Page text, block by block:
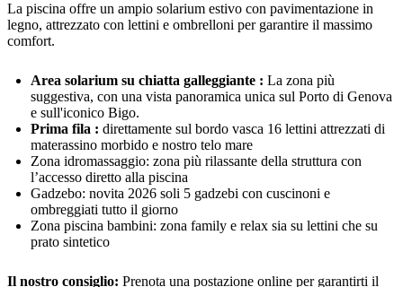
La piscina offre un ampio solarium estivo con pavimentazione in
legno, attrezzato con lettini e ombrelloni per garantire il massimo
comfort.
Area solarium su chiatta galleggiante : La zona più
suggestiva, con una vista panoramica unica sul Porto di Genova
e sull'iconico Bigo.
Prima fila : direttamente sul bordo vasca 16 lettini attrezzati di
materassino morbido e nostro telo mare
Zona idromassaggio: zona più rilassante della struttura con
l’accesso diretto alla piscina
Gadzebo: novita 2026 soli 5 gadzebi con cuscinoni e
ombreggiati tutto il giorno
Zona piscina bambini: zona family e relax sia su lettini che su
prato sintetico
Il nostro consiglio: Prenota una postazione online per garantirti il